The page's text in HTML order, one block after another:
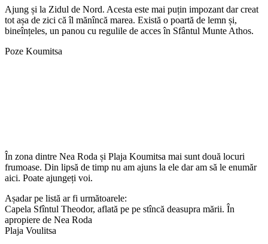
Ajung și la Zidul de Nord. Acesta este mai puțin impozant dar creat
tot așa de zici că îl mănîncă marea. Există o poartă de lemn și,
bineînțeles, un panou cu regulile de acces în Sfântul Munte Athos.
Poze Koumitsa
În zona dintre Nea Roda și Plaja Koumitsa mai sunt două locuri
frumoase. Din lipsă de timp nu am ajuns la ele dar am să le enumăr
aici. Poate ajungeți voi.
Așadar pe listă ar fi următoarele:
Capela Sfîntul Theodor, aflată pe pe stîncă deasupra mării. În
apropiere de Nea Roda
Plaja Voulitsa